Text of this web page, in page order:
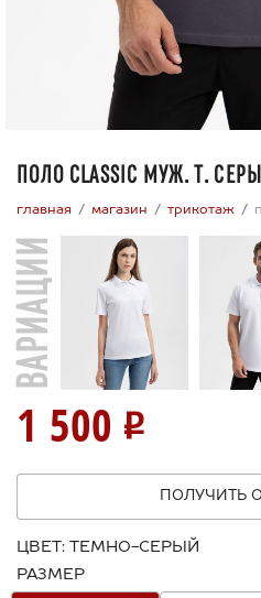
ПОЛО CLASSIC МУЖ. Т.
главная магазин трикотаж
ВАРИАЦИИ
1 500
ПОЛУЧИТЬ
ЦВЕТ: ТЕМНО-СЕРЫЙ
РАЗМЕР